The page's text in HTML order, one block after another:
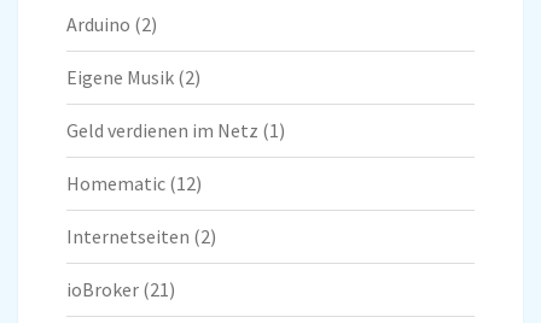
Arduino (2)
Eigene Musik (2)
Geld verdienen im Netz (1)
Homematic (12)
Internetseiten (2)
ioBroker (21)